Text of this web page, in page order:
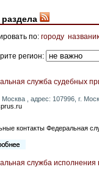
по: городу
регион:
служба судебных
Москва , адрес: 107996, г.
контакты Федеральная
служба исполнения